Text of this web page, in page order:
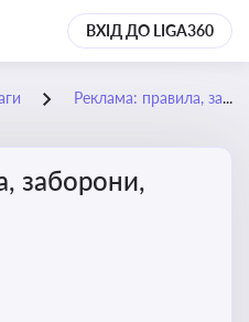
ВХІД ДО LIGA360
Реклама: правила, заборони, кейси
заборони,